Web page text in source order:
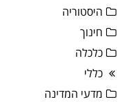
היסטוריה
חינוך
כלכלה
כללי
מדעי המדינה